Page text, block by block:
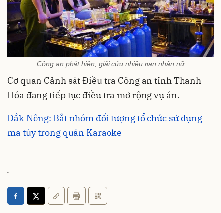
Công an phát hiện, giải cứu nhiều nạn nhân nữ
Cơ quan Cảnh sát Điều tra Công an tỉnh Thanh
Hóa đang tiếp tục điều tra mở rộng vụ án.
Đắk Nông: Bắt nhóm đối tượng tổ chức sử dụng
ma túy trong quán Karaoke
.